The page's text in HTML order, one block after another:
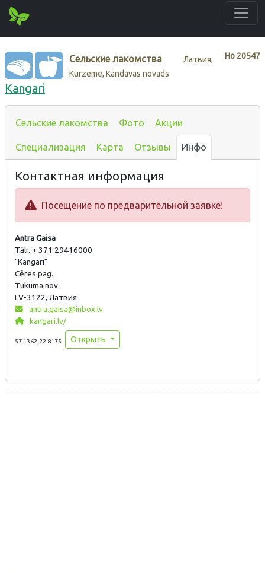
Нo 20547
Сельские лакомства
Латвия,
Kurzeme, Kandavas novads
Kangari
Сельские лакомства Фото Акции
Специализация Карта Отзывы Инфо
Контактная информация
Посещение по предварительной заявке!
Antra Gaisa
Tālr. + 371 29416000
"Kangari"
Cēres pag.
Tukuma nov.
LV-3122, Латвия
antra.gaisa@inbox.lv
kangari.lv/
57.1362,22.8175 Открыть